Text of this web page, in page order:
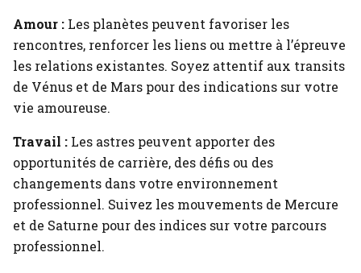
Amour : Les planètes peuvent favoriser les
rencontres, renforcer les liens ou mettre à l’épreuve
les relations existantes. Soyez attentif aux transits
de Vénus et de Mars pour des indications sur votre
vie amoureuse.
Travail : Les astres peuvent apporter des
opportunités de carrière, des défis ou des
changements dans votre environnement
professionnel. Suivez les mouvements de Mercure
et de Saturne pour des indices sur votre parcours
professionnel.